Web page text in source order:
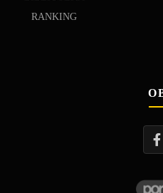
RANKING